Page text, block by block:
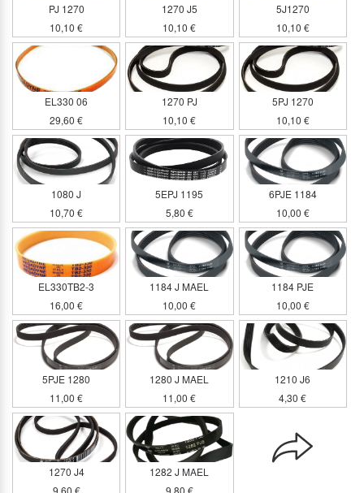
PJ 1270
10,10 €
1270 J5
10,10 €
5J1270
10,10 €
EL330 06
29,60 €
1270 PJ
10,10 €
5PJ 1270
10,10 €
1080 J
10,70 €
5EPJ 1195
5,80 €
6PJE 1184
10,00 €
EL330TB2-3
16,00 €
1184 J MAEL
10,00 €
1184 PJE
10,00 €
5PJE 1280
11,00 €
1280 J MAEL
11,00 €
1210 J6
4,30 €
1270 J4
9,60 €
1282 J MAEL
9,80 €